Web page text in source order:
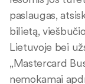
paslaugas,
bilietą,
Lietuvoje bei
„Mastercard
nemokamai